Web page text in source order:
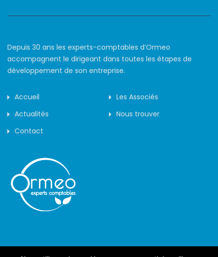
Depuis 30 ans les experts-comptables d’Ormeo
accompagnent le dirigeant dans toutes les étapes de
développement de son entreprise.
Accueil
Les Associés
Actualités
Nous trouver
Contact